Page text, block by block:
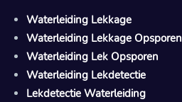
Waterleiding Lekkage
Waterleiding Lekkage Opsporen
Waterleiding Lek Opsporen
Waterleiding Lekdetectie
Lekdetectie Waterleiding